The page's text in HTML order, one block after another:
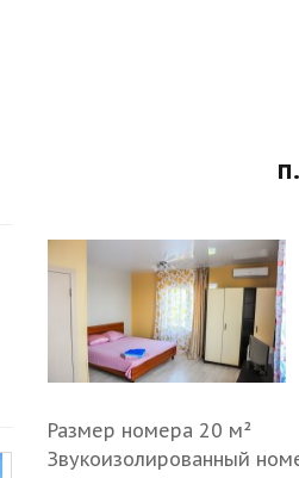
Размер номера 20 м²
Звукоизолированный